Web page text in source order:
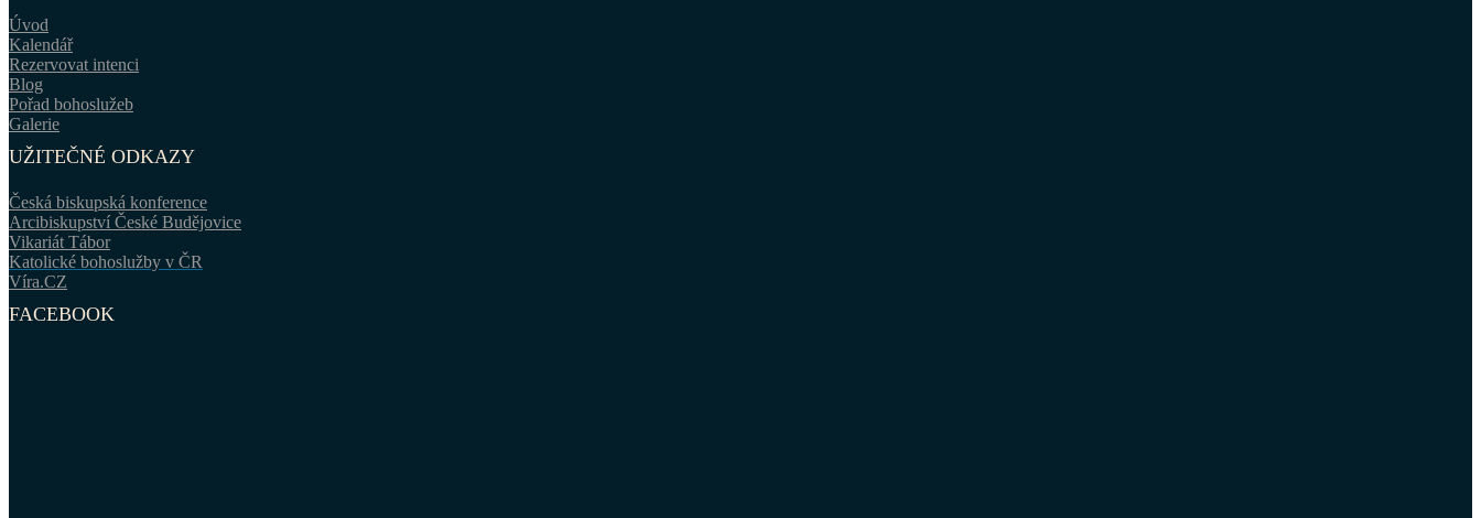
Úvod
Kalendář
Rezervovat intenci
Blog
Pořad bohoslužeb
Galerie
UŽITEČNÉ ODKAZY
Česká biskupská konference
Arcibiskupství České Budějovice
Vikariát Tábor
Katolické bohoslužby v ČR
Víra.CZ
FACEBOOK